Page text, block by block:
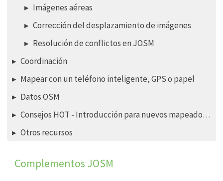
Imágenes aéreas
Corrección del desplazamiento de imágenes
Resolución de conflictos en JOSM
Coordinación
Mapear con un teléfono inteligente, GPS o papel
Datos OSM
Consejos HOT - Introducción para nuevos mapeadores - Editor iD
Otros recursos
Complementos JOSM